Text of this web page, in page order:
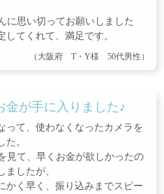
に思い切ってお願いしました
してくれて、満足です。
（大阪府 T・Y様 50代男性）
金が手に入りました♪
って、使わなくなったカメラを
た。
見て、早くお金が欲しかったの
ましたが、
かく早く、振り込みまでスピー